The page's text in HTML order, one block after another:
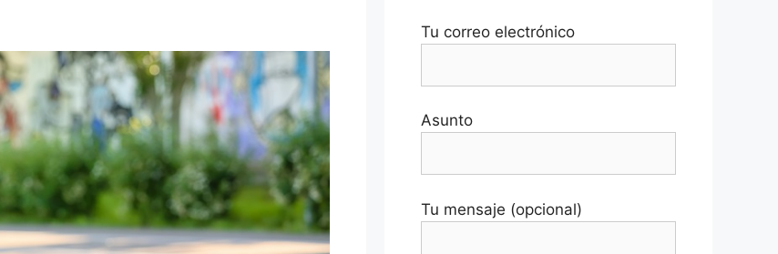
Tu correo electrónico
Asunto
Tu mensaje (opcional)